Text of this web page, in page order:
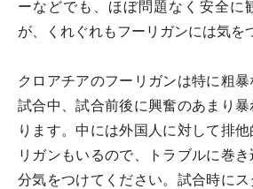
ーなどでも、ほぼ問題なく安全に
が、くれぐれもフーリガンには気を
クロアチアのフーリガンは特に粗暴
試合中、試合前後に興奮のあまり
ります。中には外国人に対して排
リガンもいるので、トラブルに巻
分気をつけてください。試合時に